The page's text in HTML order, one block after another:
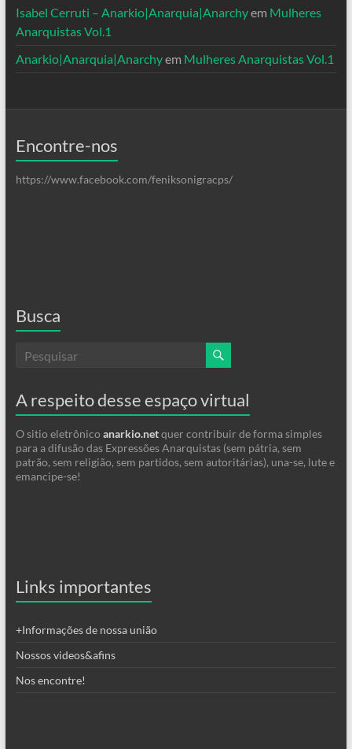
Isabel Cerruti – Anarkio|Anarquia|Anarchyem Mulheres
Anarquistas Vol.1
Anarkio|Anarquia|Anarchyem Mulheres Anarquistas Vol.1
Encontre-nos
https://www.facebook.com/feniksonigracps/
Busca
A respeito desse espaço virtual
O sitio eletrônico anarkio.netquer contribuir de forma simples
para a difusão das Expressões Anarquistas (sem pátria, sem
patrão, sem religião, sem partidos, sem autoritárias), una-se, lute e
emancipe-se!
Links importantes
+Informações de nossa união
Nossos videos&afins
Nos encontre!